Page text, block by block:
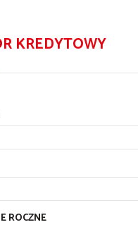
KREDYTOWY
ROCZNE